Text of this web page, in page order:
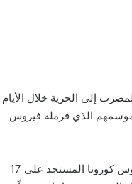
إلى الحرية خلال الأيام
موسمهم الذي فرمله فيروس
تم عزل 72 لاعباً في غرفهم الفندقية لمدة أسبوعين بعد اكتشاف حالات إصابة بفيروس كورونا المستجد على 17